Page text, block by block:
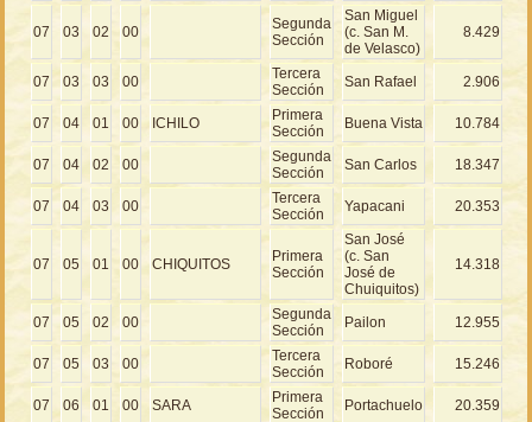
07 03 02 00
Segunda
Sección
San Miguel
(c. San M.
de Velasco)
8.429
07 03 03 00
Tercera
Sección
San Rafael 2.906
07 04 01 00 ICHILO
Primera
Sección
Buena Vista 10.784
07 04 02 00
Segunda
Sección
San Carlos 18.347
07 04 03 00
Tercera
Sección
Yapacani 20.353
07 05 01 00 CHIQUITOS
Primera
Sección
San José
(c. San
José de
Chuiquitos)
14.318
07 05 02 00
Segunda
Sección
Pailon 12.955
07 05 03 00
Tercera
Sección
Roboré 15.246
07 06 01 00 SARA
Primera
Sección
Portachuelo 20.359